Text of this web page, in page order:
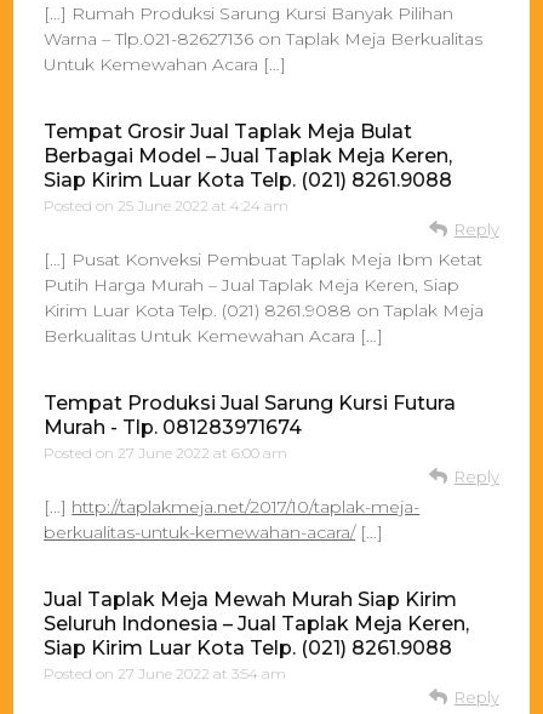
[…] Rumah Produksi Sarung Kursi Banyak Pilihan
Warna – Tlp.021-82627136 on Taplak Meja Berkualitas
Untuk Kemewahan Acara […]
Tempat Grosir Jual Taplak Meja Bulat
Berbagai Model – Jual Taplak Meja Keren,
Siap Kirim Luar Kota Telp. (021) 8261.9088
Posted on 25 June 2022 at 4:24 am
Reply
[…] Pusat Konveksi Pembuat Taplak Meja Ibm Ketat
Putih Harga Murah – Jual Taplak Meja Keren, Siap
Kirim Luar Kota Telp. (021) 8261.9088 on Taplak Meja
Berkualitas Untuk Kemewahan Acara […]
Tempat Produksi Jual Sarung Kursi Futura
Murah - Tlp. 081283971674
Posted on 27 June 2022 at 6:00 am
Reply
[…] http://taplakmeja.net/2017/10/taplak-meja-
berkualitas-untuk-kemewahan-acara/[…]
Jual Taplak Meja Mewah Murah Siap Kirim
Seluruh Indonesia – Jual Taplak Meja Keren,
Siap Kirim Luar Kota Telp. (021) 8261.9088
Posted on 27 June 2022 at 3:54 am
Reply